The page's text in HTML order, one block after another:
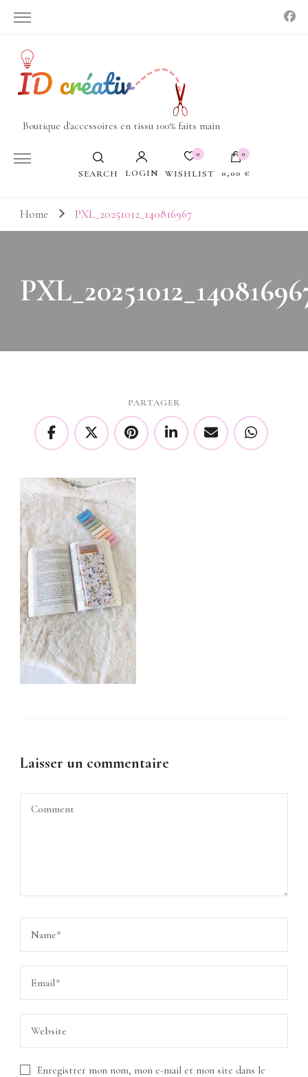
Boutique d'accessoires en tissu 100% faits main
SEARCH LOGIN
0
WISHLIST
0
0,00 €
Votre panier est vide.
Home PXL_20251012_140816967
PARTAGER
Laisser un commentaire
Enregistrer mon nom, mon e-mail et mon site dans le